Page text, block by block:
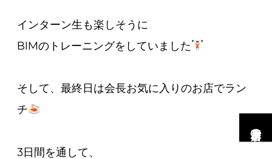
インターン生も楽しそうに
BIMのトレーニングをしていました
そして、最終日は会長お気に入りのお店でラン
チ
3日間を通して、
市村工務店の家